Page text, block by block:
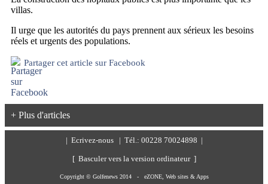
villas.
Il urge que les autorités du pays prennent aux sérieux les besoins
réels et urgents des populations.
Partager cet article sur Facebook
+ Plus d'articles
Ecrivez-nous | Tél.: 00228 70024898 |
[ Basculer vers la version ordinateur ]
Copyright © Golfenews 2014 - eZONE, Web sites & Apps